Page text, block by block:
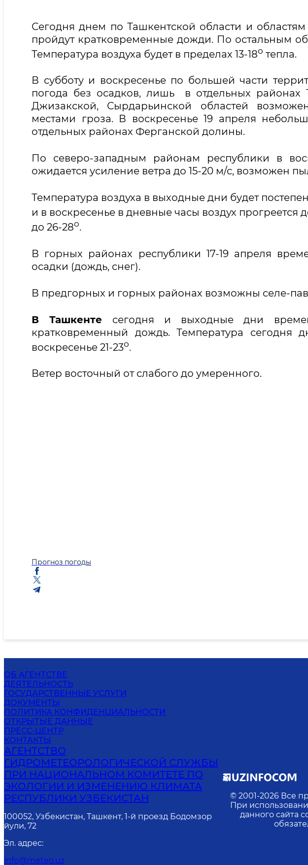
Сегодня днем по Ташкентской области и
пройдут кратковременные дожди. По остальным
Температура воздуха будет в пределах 13-18о тепла.
В субботу и воскресенье по большей части
погода без осадков, лишь в отдельных районах
Джизакской, Сырдарьинской областей
местами гроза. В воскресенье 19 апреля
отдельных районах Ферганской долины.
По северо-западным районам республики в
ожидается усиление ветра до 15-20 м/с, возможен
Температура воздуха в выходные дни будет
и в воскресенье в дневные часы воздух прогреется
до 26-28о.
В горных районах республики 17-19 апреля
осадки (дождь, снег).
В предгорных и горных районах возможны селе-
В Ташкенте сегодня и выходные дни
кратковременный дождь. Температура сегодня
воскресенье 21-23о.
Ветер восточный от слабого до умеренного.
Прогноз погоды
ОБ АГЕНТСТВЕ
ДЕЯТЕЛЬНОСТЬ
ГОСУДАРСТВЕННЫЕ УСЛУГИ
ДОКУМЕНТЫ
ПОЛИТИКА КОНФИДЕНЦИАЛЬНОСТИ
ОТКРЫТЫЕ ДАННЫЕ
ПРЕСС-ЦЕНТР
КОНТАКТЫ
АГЕНТСТВО
ГИДРОМЕТЕОРОЛОГИЧЕСКОЙ СЛУЖБЫ
ПРИ НАЦИОНАЛЬНОМ КОМИТЕТЕ ПО
ЭКОЛОГИИ И ИЗМЕНЕНИЮ КЛИМАТА
РЕСПУБЛИКИ УЗБЕКИСТАН
100052, Узбекистан, Ташкент, 1-й проезд Бодомзор
йули, 72
Эл. адрес:
info@meteo.uz
© 2001-2026 Все
При
данного сайта